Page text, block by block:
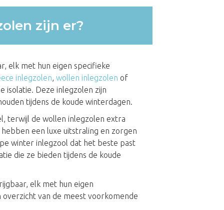
zijn er?
elk met hun eigen specifieke
inlegzolen,wollen inlegzolen of
isolatie. Deze inlegzolen zijn
tijdens de koude winterdagen.
terwijl de wollen inlegzolen extra
een luxe uitstraling en zorgen
winter inlegzool dat het beste past
die ze bieden tijdens de koude
elk met hun eigen
van de meest voorkomende